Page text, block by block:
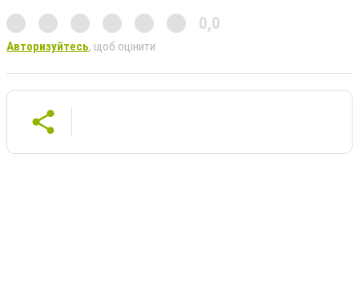
0,0
Авторизуйтесь, щоб оцінити